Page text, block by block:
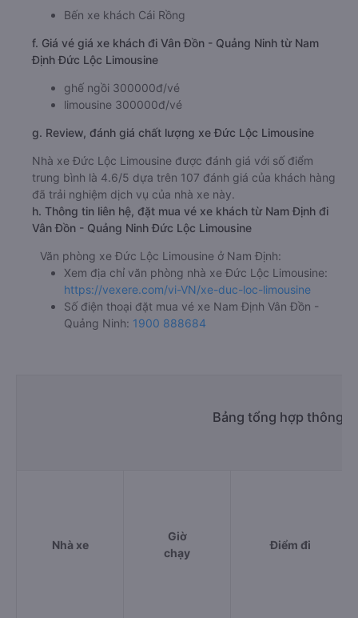
Bến xe khách Cái Rồng
f. Giá vé giá xe khách đi Vân Đồn - Quảng Ninh từ Nam
Định Đức Lộc Limousine
ghế ngồi 300000đ/vé
limousine 300000đ/vé
g. Review, đánh giá chất lượng xe Đức Lộc Limousine
Nhà xe Đức Lộc Limousine được đánh giá với số điểm
trung bình là 4.6/5 dựa trên 107 đánh giá của khách hàng
đã trải nghiệm dịch vụ của nhà xe này.
h. Thông tin liên hệ, đặt mua vé xe khách từ Nam Định đi
Vân Đồn - Quảng Ninh Đức Lộc Limousine
Văn phòng xe Đức Lộc Limousine ở Nam Định:
Xem địa chỉ văn phòng nhà xe Đức Lộc Limousine:
https://vexere.com/vi-VN/xe-duc-loc-limousine
Số điện thoại đặt mua vé xe Nam Định Vân Đồn -
Quảng Ninh: 1900 888684
Bảng tổng hợp thông
Nhà xe
Giờ
chạy
Điểm đi